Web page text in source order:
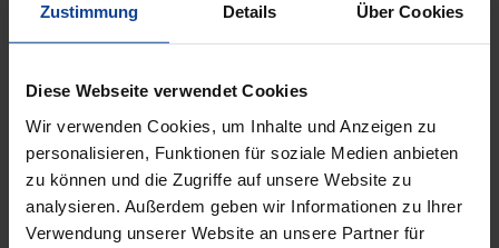
Zustimmung Details Über Cookies
Diese Webseite verwendet Cookies
Wir verwenden Cookies, um Inhalte und Anzeigen zu
personalisieren, Funktionen für soziale Medien anbieten
zu können und die Zugriffe auf unsere Website zu
analysieren. Außerdem geben wir Informationen zu Ihrer
Verwendung unserer Website an unsere Partner für
WEITERE INFORMATIONEN
Das könnte Sie auch interessieren